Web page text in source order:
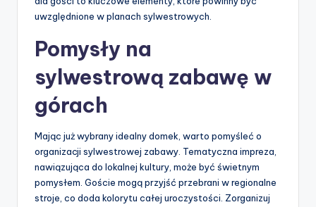
uwzględnione w planach sylwestrowych.
Pomysły na
sylwestrową zabawę w
górach
Mając już wybrany idealny domek, warto pomyśleć o
organizacji sylwestrowej zabawy. Tematyczna impreza,
nawiązująca do lokalnej kultury, może być świetnym
pomysłem. Goście mogą przyjść przebrani w regionalne
stroje, co doda kolorytu całej uroczystości. Zorganizuj